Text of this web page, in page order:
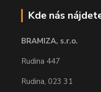
Kde nás
BRAMIZA, s.r.o.
Rudina 447
Rudina, 023 31